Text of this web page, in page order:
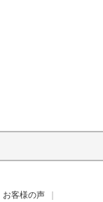
お客様の声